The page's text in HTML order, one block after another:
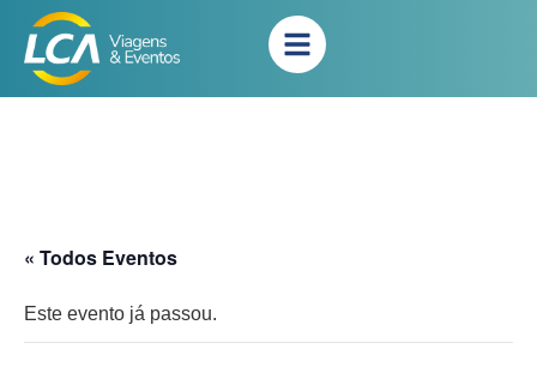
« Todos Eventos
Este evento já passou.